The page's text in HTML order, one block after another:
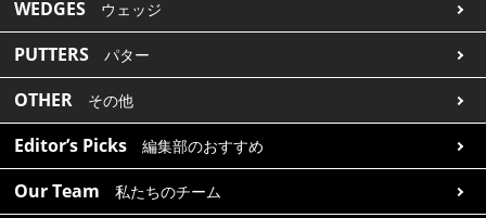
WEDGES ウェッジ
PUTTERS パター
OTHER その他
Editor’s Picks 編集部のおすすめ
Our Team 私たちのチーム